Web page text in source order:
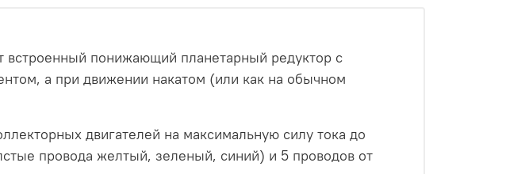
понижающий планетарный редуктор с
а при движении накатом (или как на обычном
двигателей на максимальную силу тока до
провода желтый, зеленый, синий) и 5 проводов от